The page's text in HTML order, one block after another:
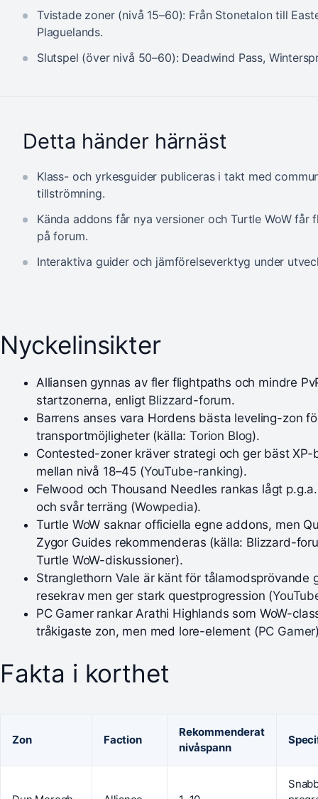
Tvistade zoner (nivå 15–60): Från Stonetalon till
Plaguelands.
Slutspel (över nivå 50–60): Deadwind Pass,
Detta händer härnäst
Klass- och yrkesguider publiceras i takt med
tillströmning.
Kända addons får nya versioner och Turtle WoW får
på forum.
Interaktiva guider och jämförelseverktyg under
Nyckelinsikter
Alliansen gynnas av fler flightpaths och mindre
startzonerna, enligt Blizzard-forum.
Barrens anses vara Hordens bästa leveling-zon
transportmöjligheter (källa:Torion Blog).
Contested-zoner kräver strategi och ger bäst XP-
mellan nivå 18–45 (YouTube-ranking).
Felwood och Thousand Needles rankas lågt
och svår terräng (Wowpedia).
Turtle WoW saknar officiella egne addons, men
Zygor Guides rekommenderas (källa: Blizzard-
Turtle WoW-diskussioner).
Stranglethorn Vale är känt för tålamodsprövande
resekrav men ger stark questprogression (
PC Gamer rankar Arathi Highlands som WoW-
tråkigaste zon, men med lore-element (PC Gamer
Fakta i korthet
Zon Faction
Rekommenderat
nivåspann